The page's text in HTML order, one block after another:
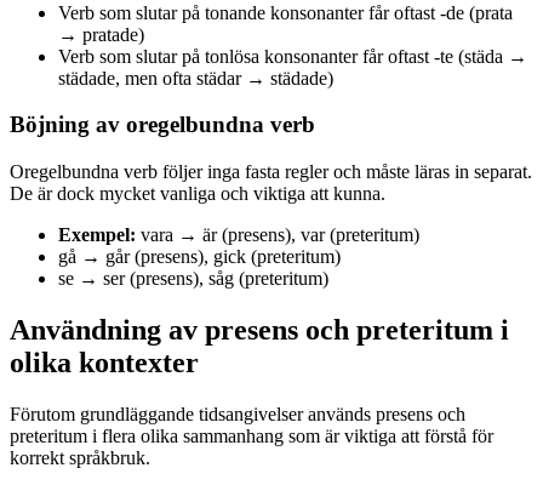
Verb som slutar på tonande konsonanter får oftast -de (prata
→ pratade)
Verb som slutar på tonlösa konsonanter får oftast -te (städa →
städade, men ofta städar → städade)
Böjning av oregelbundna verb
Oregelbundna verb följer inga fasta regler och måste läras in separat.
De är dock mycket vanliga och viktiga att kunna.
Exempel: vara → är (presens), var (preteritum)
gå → går (presens), gick (preteritum)
se → ser (presens), såg (preteritum)
Användning av presens och preteritum i
olika kontexter
Förutom grundläggande tidsangivelser används presens och
preteritum i flera olika sammanhang som är viktiga att förstå för
korrekt språkbruk.